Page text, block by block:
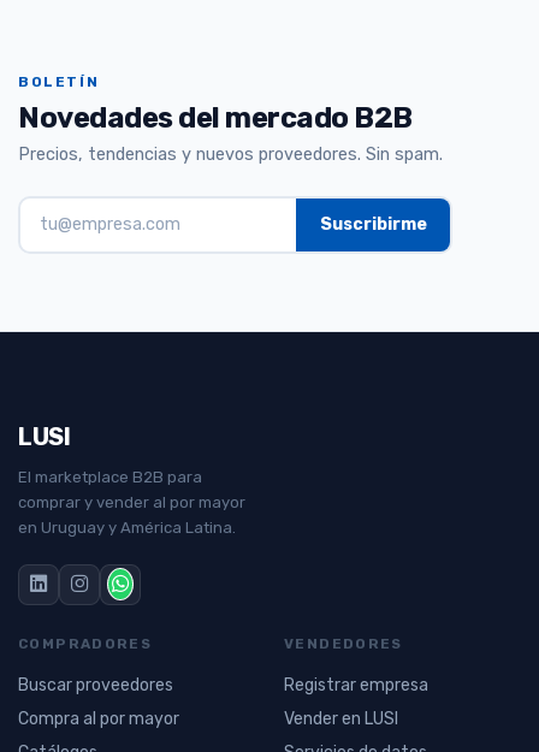
BOLETÍN
Novedades del mercado B2B
Precios, tendencias y nuevos proveedores. Sin spam.
LUSI
El marketplace B2B para
comprar y vender al por mayor
en Uruguay y América Latina.
COMPRADORES
Buscar proveedores
Compra al por mayor
VENDEDORES
Registrar empresa
Vender en LUSI